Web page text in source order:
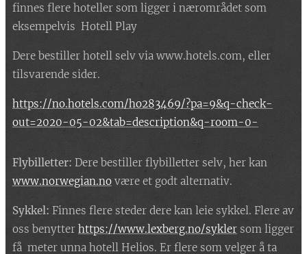
finnes flere hoteller som ligger i nærområdet som
eksempelvis Hotell Play
Dere bestiller hotell selv via www.hotels.com, eller
tilsvarende sider.
https://no.hotels.com/ho283469/?pa=9&q-check-
out=2020-05-02&tab=description&q-room-0-
Flybilletter: Dere bestiller flybilletter selv, her kan
www.norwegian.no være et godt alternativ.
Sykkel: Finnes flere steder dere kan leie sykkel. Flere av
oss benytter https://www.lexberg.no/sykler som ligger
få meter unna hotell Helios. Er flere som velger å ta